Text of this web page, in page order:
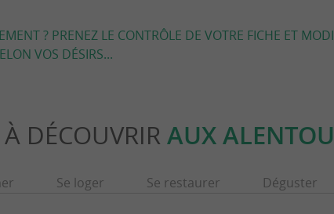
? PRENEZ LE CONTRÔLE DE VOTRE FICHE ET
VOS DÉSIRS...
À DÉCOUVRIR AUX
Se loger Se restaurer Déguster